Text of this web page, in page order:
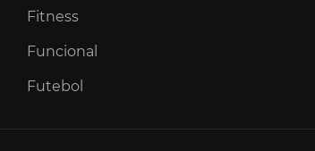
Fitness
Funcional
Futebol